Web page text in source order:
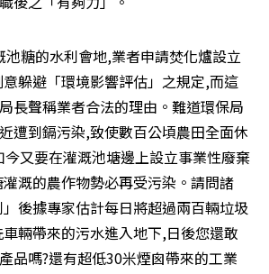
池糖的水利會地,業者申請焚化爐設立
躲避「環境影響評估」之規定,而這
長聲稱業者合法的理由。難道環保局
遭到鎘污染,致使數百公頃農田全面休
今又要在灌溉池塘邊上設立事業性廢棄
溉的農作物勢必再受污染。請問諸
後據專家估計每日將超過兩百輛垃圾
輛帶來的污水進入地下,日後您還敢
品嗎?還有超低30米煙囪帶來的工業